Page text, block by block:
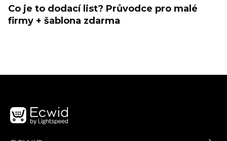
Co je to dodací list? Průvodce pro malé
firmy + šablona zdarma